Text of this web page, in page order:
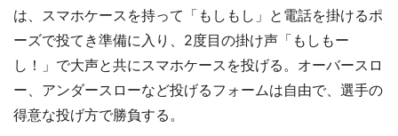
は、スマホケースを持って「もしもし」と電話を掛けるポ
ーズで投てき準備に入り、2度目の掛け声「もしもー
し！」で大声と共にスマホケースを投げる。オーバースロ
ー、アンダースローなど投げるフォームは自由で、選手の
得意な投げ方で勝負する。